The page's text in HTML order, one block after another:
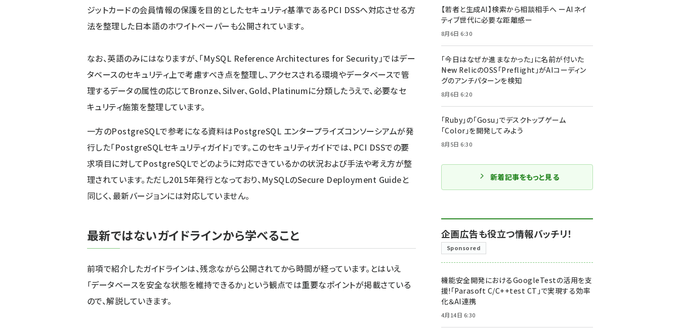
ジットカードの会員情報の保護を目的としたセキュリティ基準であるPCI DSSへ対応させる方
法を整理した日本語のホワイトペーパーも公開されています。
なお、英語のみにはなりますが、「MySQL Reference Architectures for Security」ではデー
タベースのセキュリティ上で考慮すべき点を整理し、アクセスされる環境やデータベースで管
理するデータの属性の応じてBronze、Silver、Gold、Platinumに分類したうえで、必要なセ
キュリティ施策を整理しています。
一方のPostgreSQLで参考になる資料はPostgreSQL エンタープライズコンソーシアムが発
行した「PostgreSQLセキュリティガイド」です。このセキュリティガイドでは、PCI DSSでの要
求項目に対してPostgreSQLでどのように対応できているかの状況および手法や考え方が整
理されています。ただし2015年発行となっており、MySQLのSecure Deployment Guideと
同じく、最新バージョンには対応していません。
最新ではないガイドラインから学べること
前項で紹介したガイドラインは、残念ながら公開されてから時間が経っています。とはいえ
「データベースを安全な状態を維持できるか」という観点では重要なポイントが掲載さている
ので、解説していきます。
【若者と生成AI】検索から相談相手へ ーAIネイ
ティブ世代に必要な距離感ー
8月6日 6:30
「今日はなぜか進まなかった」に名前が付いた
――New RelicのOSS「Preflight」がAIコーディン
グのアンチパターンを検知
8月6日 6:20
「Ruby」の「Gosu」でデスクトップゲーム
「Color」を開発してみよう
8月5日 6:30
新着記事をもっと見る
企画広告も役立つ情報バッチリ！
Sponsored
機能安全開発におけるGoogleTestの活用を支
援!「Parasoft C/C++test CT」で実現する効率
化＆AI連携
4月14日 6:30